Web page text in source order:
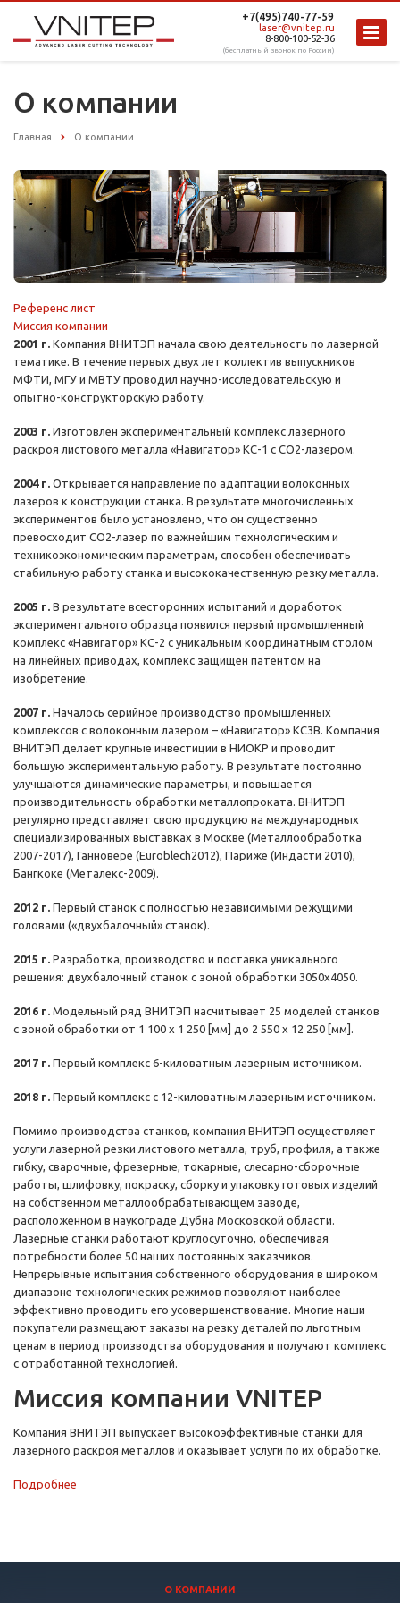
+7(495)740-77-59
laser@vnitep.ru
8-800-100-52-36
(бесплатный звонок по России)
О компании
Главная О компании
Референс лист
Миссия компании
2001 г. Компания ВНИТЭП начала свою деятельность по лазерной
тематике. В течение первых двух лет коллектив выпускников
МФТИ, МГУ и МВТУ проводил научно-исследовательскую и
опытно-конструкторскую работу.
2003 г. Изготовлен экспериментальный комплекс лазерного
раскроя листового металла «Навигатор» КС-1 с СО2-лазером.
2004 г. Открывается направление по адаптации волоконных
лазеров к конструкции станка. В результате многочисленных
экспериментов было установлено, что он существенно
превосходит СО2-лазер по важнейшим технологическим и
техникоэкономическим параметрам, способен обеспечивать
стабильную работу станка и высококачественную резку металла.
2005 г. В результате всесторонних испытаний и доработок
экспериментального образца появился первый промышленный
комплекс «Навигатор» КС-2 с уникальным координатным столом
на линейных приводах, комплекс защищен патентом на
изобретение.
2007 г. Началось серийное производство промышленных
комплексов с волоконным лазером – «Навигатор» КС3В. Компания
ВНИТЭП делает крупные инвестиции в НИОКР и проводит
большую экспериментальную работу. В результате постоянно
улучшаются динамические параметры, и повышается
производительность обработки металлопроката. ВНИТЭП
регулярно представляет свою продукцию на международных
специализированных выставках в Москве (Металлообработка
2007-2017), Ганновере (Euroblech2012), Париже (Индасти 2010),
Бангкоке (Металекс-2009).
2012 г. Первый станок с полностью независимыми режущими
головами («двухбалочный» станок).
2015 г. Разработка, производство и поставка уникального
решения: двухбалочный станок с зоной обработки 3050х4050.
2016 г. Модельный ряд ВНИТЭП насчитывает 25 моделей станков
с зоной обработки от 1 100 х 1 250 [мм] до 2 550 х 12 250 [мм].
2017 г. Первый комплекс 6-киловатным лазерным источником.
2018 г. Первый комплекс с 12-киловатным лазерным источником.
Помимо производства станков, компания ВНИТЭП осуществляет
услуги лазерной резки листового металла, труб, профиля, а также
гибку, сварочные, фрезерные, токарные, слесарно-сборочные
работы, шлифовку, покраску, сборку и упаковку готовых изделий
на собственном металлообрабатывающем заводе,
расположенном в наукограде Дубна Московской области.
Лазерные станки работают круглосуточно, обеспечивая
потребности более 50 наших постоянных заказчиков.
Непрерывные испытания собственного оборудования в широком
диапазоне технологических режимов позволяют наиболее
эффективно проводить его усовершенствование. Многие наши
покупатели размещают заказы на резку деталей по льготным
ценам в период производства оборудования и получают комплекс
с отработанной технологией.
Миссия компании VNITEP
Компания ВНИТЭП выпускает высокоэффективные станки для
лазерного раскроя металлов и оказывает услуги по их обработке.
Подробнее
О КОМПАНИИ